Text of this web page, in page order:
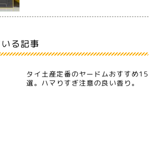
る記事
タイ土産定番のヤードムおすすめ15
選。ハマりすぎ注意の良い香り。